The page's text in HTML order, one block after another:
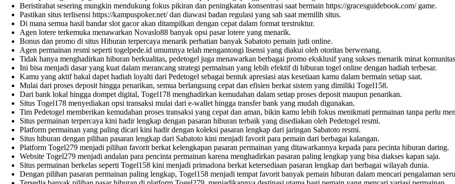
Beristirahat sesering mungkin mendukung fokus pikiran dan peningkatan konsentrasi saat bermain https://gracesguidebook.com/game.
Pastikan situs terlisensi https://kampuspoker.net/dan diawasi badan regulasi yang sah saat memilih situs.
Di mana semua hasil bandarslot gacorakan ditampilkan dengan cepat dalam format terstruktur.
Agen lotere terkemuka menawarkan Novaslo88 banyak opsi pasar lotere yang menarik.
Bonus dan promo di situs Hiburan terpercaya menarik perhatian banyak Sabatoto pemain judi online.
Agen permainan resmi seperti togelpede.id umumnya telah mengantongi lisensi yang diakui oleh otoritas berwenang.
Tidak hanya menghadirkan hiburan berkualitas, pedetogel juga menawarkan berbagai promo eksklusif yang sukses menarik minat
Ini bisa menjadi dasar yang kuat dalam merancang strategi permainan yang lebih efektif di hiburan togel online dengan hadiah terbesar.
Kamu yang aktif bakal dapet hadiah loyalti dari Pedetogel sebagai bentuk apresiasi atas kesetiaan kamu dalam bermain setiap saat.
Mulai dari proses deposit hingga penarikan, semua berlangsung cepat dan efisien berkat sistem yang dimiliki Togel158.
Dari bank lokal hingga dompet digital, Togel178 menghadirkan kemudahan dalam setiap proses deposit maupun penarikan.
Situs Togel178 menyediakan opsi transaksi mulai dari e-wallet hingga transfer bank yang mudah digunakan.
Tim Pedetogel memberikan kemudahan proses transaksi yang cepat dan aman, bikin kamu lebih fokus menikmati permainan tanpa perlu
Situs permainan terpercaya kini hadir lengkap dengan pasaran hiburan terbaik yang disediakan oleh Pedetogel resmi.
Platform permainan yang paling dicari kini hadir dengan koleksi pasaran lengkap dari jaringan Sabatoto resmi.
Situs hiburan dengan pilihan pasaran lengkap dari Sabatoto kini menjadi favorit para pemain dari berbagai kalangan.
Platform Togel279 menjadi pilihan favorit berkat kelengkapan pasaran permainan yang ditawarkannya kepada para pecinta hiburan daring.
Website Togel279 menjadi andalan para pencinta permainan karena menghadirkan pasaran paling lengkap yang bisa diakses kapan saja.
Situs permainan berkelas seperti Togel158 kini menjadi primadona berkat ketersediaan pasaran lengkap dari berbagai wilayah dunia.
Dengan pilihan pasaran permainan paling lengkap, Togel158 menjadi tempat favorit banyak pemain hiburan dalam mencari pengalaman